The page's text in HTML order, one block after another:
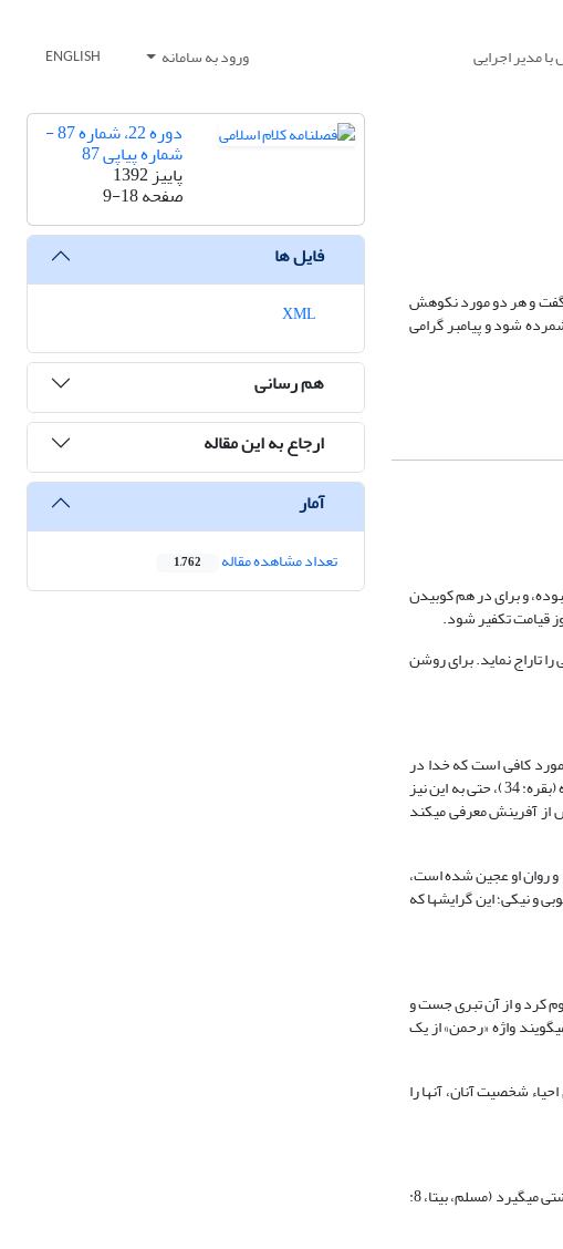
مدیر اجرایی ورود به سامانه ENGLISH
و هر دو مورد نکوهش
شود و پیامبر گرامی
و برای در هم کوبیدن
قیامت تکفیر شود.
تاراج نماید. برای روشن
کافی است که خدا در
قرآن کریم همه انسان‏ها را به طور مطلق «خلیفه» و جانشین خویش در روی زمین معرفی می‏کند (بقره: 30) و به خاطر ارزش والا او را مسجود فرشتگان قرار داده (بقره: 34)، حتی به این نیز
را نمایش‏گر هدف خلقت و غرض از آفرینش معرفی می‏کند
عمر خداپرست خواهد بود (روم: 30). نه تنها خداخواهی با روح و روان او عجین شده است،
و نیکی؛ این گرایش‏ها که
کرد و از آن تبری جست و
واژه «رحمن» از یک
شخصیت آنان، آنها را
إِنَّ الرِّفْقَ لَمْ یُوضَعْ عَلَى شَیْ‌ءٍ إِلَّا زَانَهُ وَ لَا نُزِعَ مِنْ شَیْ‌ءٍ إِلَّا شَانَهُ؛ رأفت هر کجا باشد، زینت بخش است و از چیزی برداشته نمی‏شود، مگر اینکه جای آن را عیب و زشتی می‏گیرد (مسلم، بی‏تا، 8:
دوره 22، شماره 87 -
شماره پیاپی 87
پاییز 1392
صفحه9-18
فایل ها
هم رسانی
ارجاع به این مقاله
آمار
تعداد مشاهده مقاله 1,762